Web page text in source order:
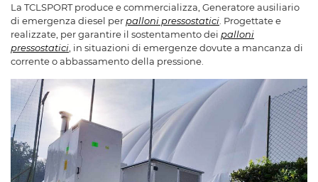
La TCLSPORT produce e commercializza, Generatore ausiliario
di emergenza diesel per palloni pressostatici . Progettate e
realizzate, per garantire il sostentamento dei palloni
pressostatici , in situazioni di emergenze dovute a mancanza di
corrente o abbassamento della pressione.